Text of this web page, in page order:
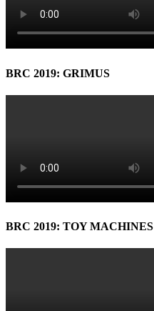
BRC 2019: GRIMUS
BRC 2019: TOY MACHINES